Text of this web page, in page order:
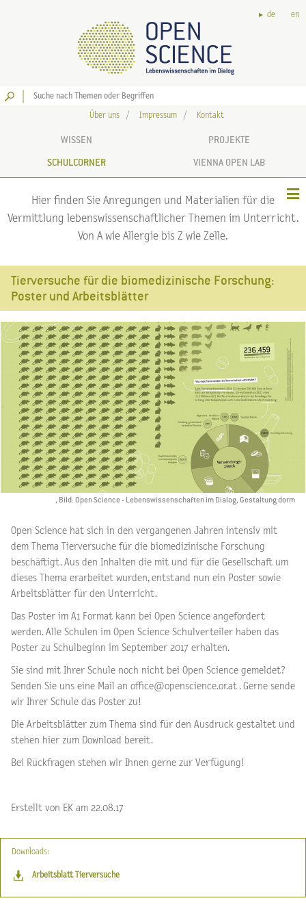
de en
Über uns Impressum Kontakt
WISSEN PROJEKTE
SCHULCORNER VIENNA OPEN LAB
Hier finden Sie Anregungen und Materialien für die
Vermittlung lebenswissenschaftlicher Themen im Unterricht.
Von A wie Allergie bis Z wie Zelle.
Tierversuche für die biomedizinische Forschung:
Poster und Arbeitsblätter
, Bild: Open Science - Lebenswissenschaften im Dialog, Gestaltung dorm
Open Science hat sich in den vergangenen Jahren intensiv mit
dem Thema Tierversuche für die biomedizinische Forschung
beschäftigt. Aus den Inhalten die mit und für die Gesellschaft um
dieses Thema erarbeitet wurden, entstand nun ein Poster sowie
Arbeitsblätter für den Unterricht.
Das Poster im A1 Format kann bei Open Science angefordert
werden. Alle Schulen im Open Science Schulverteiler haben das
Poster zu Schulbeginn im September 2017 erhalten.
Sie sind mit Ihrer Schule noch nicht bei Open Science gemeldet?
Senden Sie uns eine Mail an office@openscience.or.at . Gerne sende
wir Ihrer Schule das Poster zu!
Die Arbeitsblätter zum Thema sind für den Ausdruck gestaltet und
stehen hier zum Download bereit.
Bei Rückfragen stehen wir Ihnen gerne zur Verfügung!
Erstellt von EK am 22.08.17
Downloads:
Arbeitsblatt Tierversuche